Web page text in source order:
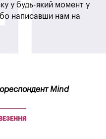
у будь-який момент у
написавши нам на
Mind